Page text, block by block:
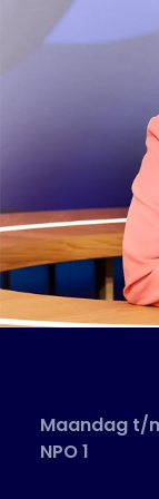
Maandag t/
NPO 1